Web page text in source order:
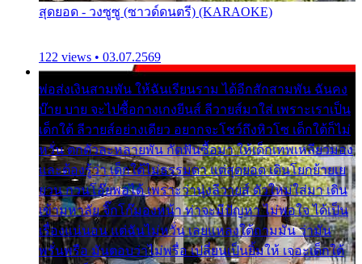
สุดยอด - วงซูซู (ซาวด์ดนตรี) (KARAOKE)
122 views • 03.07.2569
พ่อส่งเงินสามพัน ให้ฉันเรียนราม ได้อีกสักสามพัน ฉันคง
บ๊าย บาย จะไปซื้อกางเกงยีนส์ ลีวายส์มาใส่ เพราะเราเป็น
เด็กใต้ ลีวายส์อย่างเดียว อยากจะโชว์ถึงหิวโซ เด็กใต้ก็ไม่
หวั่น ตกตัวละหลายพัน กัดฟันซื้อมา ให้เด็กเทพเหลียวมอง
และต้องรู้ว่า เด็กใต้ไม่ธรรมดา แต่สุดยอด เดินโยกย้ายเย
ยวน กวนโอ๊ยพอได้ เพราะว่านุ่งลีวายส์ ตัวใหม่ใส่มา เดิน
เข้ามหาลัย จิ๊กโก๊มองหน้า ท่าจะมีปัญหา ไม่พอใจ ได้เป็น
เรื่องแน่นอน แต่ฉันไม่หวั่น เลยแหลงใต้ถามมัน ว่ามัน
พรั่นพรือ มันตอบว่าไม่พรื่อ เปลี่ยนเป็นยิ้มให้ เจอะเด็กใต้